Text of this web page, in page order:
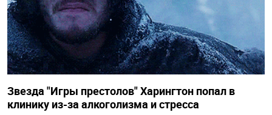
Звезда "Игры престолов" Харингтон попал в
клинику из-за алкоголизма и стресса